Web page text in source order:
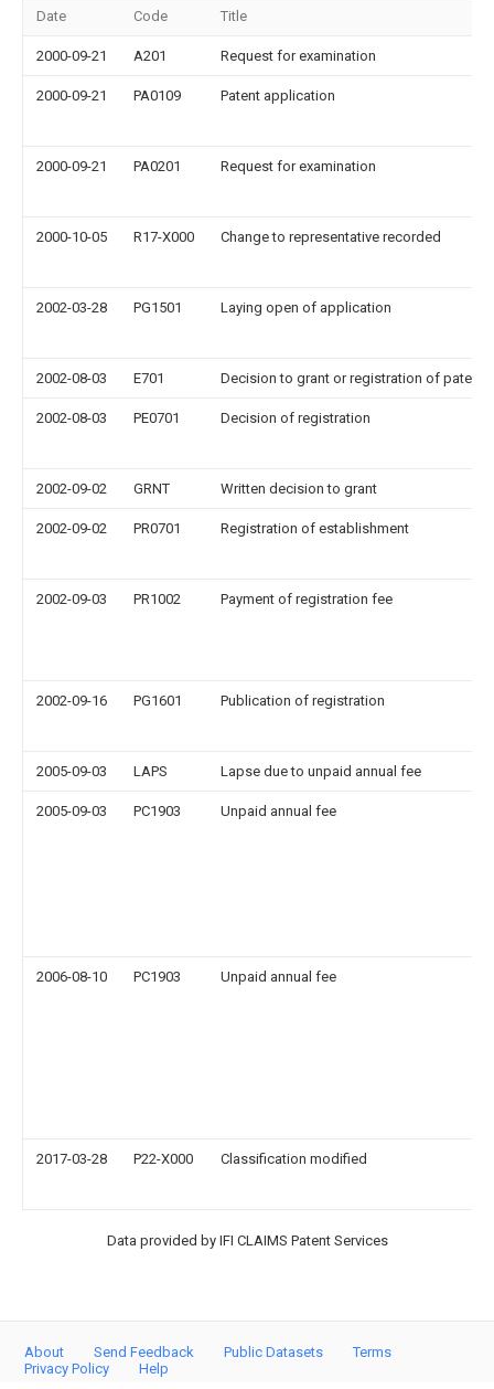
Date Code Title
2000-09-21 A201 Request for examination
2000-09-21 PA0109 Patent application
2000-09-21 PA0201 Request for examination
2000-10-05 R17-X000 Change to representative recorded
2002-03-28 PG1501 Laying open of application
2002-08-03 E701 Decision to grant or registration of patent
2002-08-03 PE0701 Decision of registration
2002-09-02 GRNT Written decision to grant
2002-09-02 PR0701 Registration of establishment
2002-09-03 PR1002 Payment of registration fee
2002-09-16 PG1601 Publication of registration
2005-09-03 LAPS Lapse due to unpaid annual fee
2005-09-03 PC1903 Unpaid annual fee
2006-08-10 PC1903 Unpaid annual fee
2017-03-28 P22-X000 Classification modified
Data provided by IFI CLAIMS Patent Services
About Send Feedback Public Datasets
Terms
Privacy Policy
Help